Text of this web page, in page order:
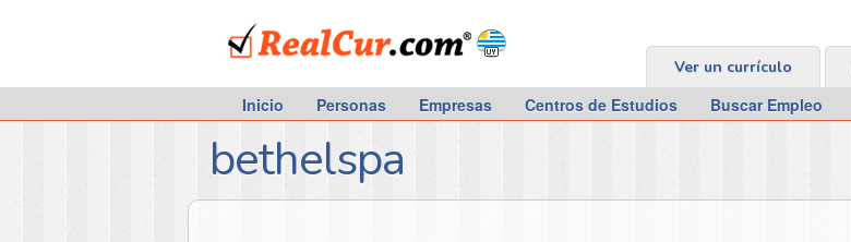
RealCur.com
Ver un currículo
Inicio Personas Empresas Centros de Estudios Buscar Empleo
bethelspa